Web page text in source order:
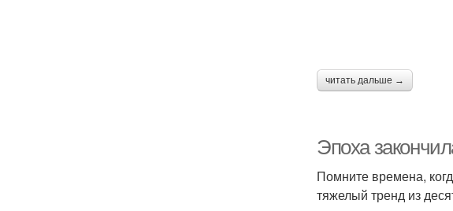
читать дальше →
Эпоха
Помните времена,
тяжелый тренд из